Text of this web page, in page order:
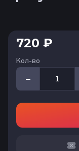
720 ₽
Кол-во
–